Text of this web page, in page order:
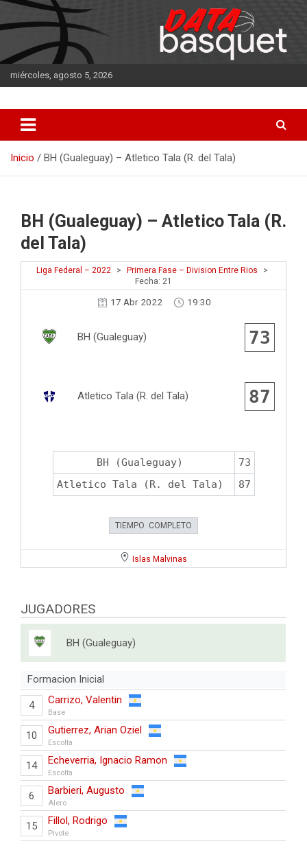
Saltar
al
contenido
miércoles, agosto 5, 2026
DATA Basquet
Inicio BH (Gualeguay) – Atletico Tala (R. del Tala)
BH (Gualeguay) – Atletico Tala (R.
del Tala)
Liga Federal – 2022 > Primera Fase – Division Entre Rios
>
Fecha: 21
17 Abr 2022 19:30
BH (Gualeguay) 73
Atletico Tala (R. del Tala) 87
BH (Gualeguay)
73
Atletico Tala (R. del Tala)
87
TIEMPO COMPLETO
Islas Malvinas
JUGADORES
BH (Gualeguay)
Formacion Inicial
4 Carrizo, Valentin
Base
10 Gutierrez, Arian Oziel
Escolta
14 Echeverria, Ignacio Ramon
Escolta
6 Barbieri, Augusto
Alero
15 Fillol, Rodrigo
Pivote